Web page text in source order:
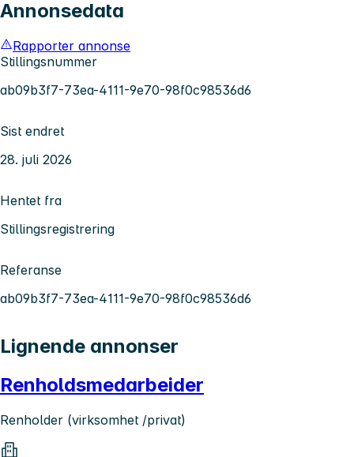
Annonsedata
Rapporter annonse
Stillingsnummer
ab09b3f7-73ea-4111-9e70-98f0c98536d6
Sist endret
28. juli 2026
Hentet fra
Stillingsregistrering
Referanse
ab09b3f7-73ea-4111-9e70-98f0c98536d6
Lignende annonser
Renholdsmedarbeider
Renholder (virksomhet /privat)